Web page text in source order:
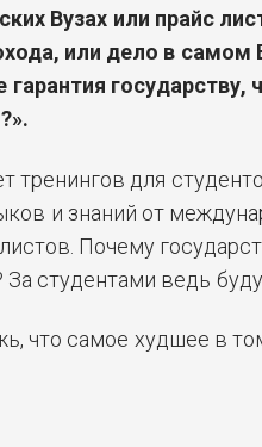
Вузах или прайс
или дело в самом
гарантия государству,
тренингов для
и знаний от
Почему
За студентами ведь
что самое худшее в